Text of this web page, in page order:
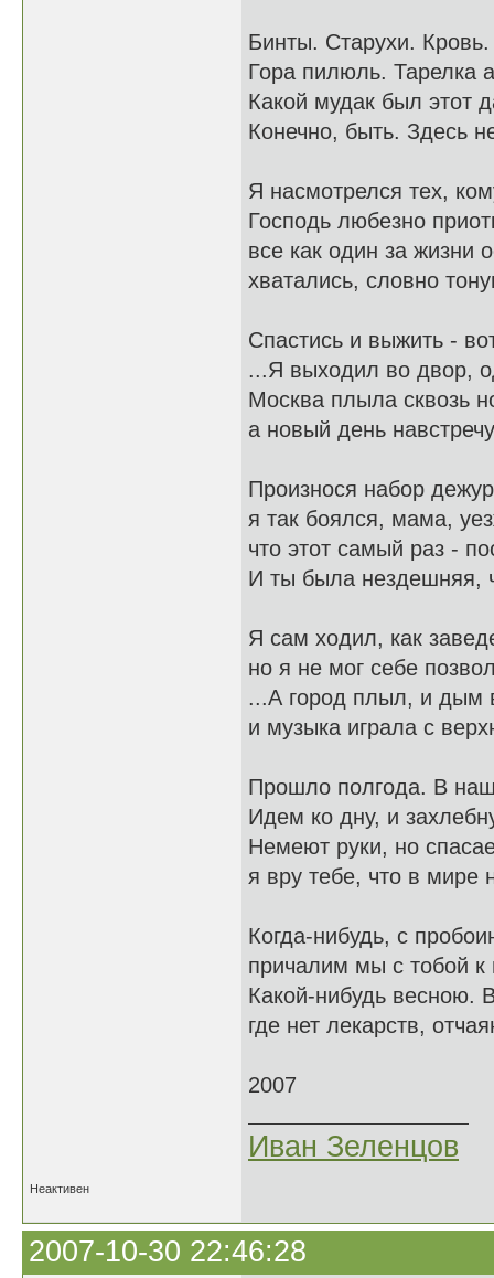
Бинты. Старухи.
Гора пилюль. Тарелка
Какой мудак был этот
Конечно, быть. Здесь
Я насмотрелся тех,
Господь любезно
все как один за жизни
хватались, словно
Спастись и выжить -
...Я выходил во двор,
Москва плыла сквозь
а новый день
Произнося набор
я так боялся, мама,
что этот самый раз -
И ты была нездешняя,
Я сам ходил, как
но я не мог себе
...А город плыл, и дым
и музыка играла с
Прошло полгода. В
Идем ко дну, и
Немеют руки, но
я вру тебе, что в мире
Когда-нибудь, с
причалим мы с тобой к
Какой-нибудь весною.
где нет лекарств,
2007
Иван Зеленцов
Неактивен
2007-10-30 22:46:28